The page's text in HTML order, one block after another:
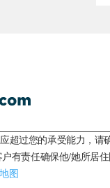
超过您的承受能力，
责任确保他/她所居
图